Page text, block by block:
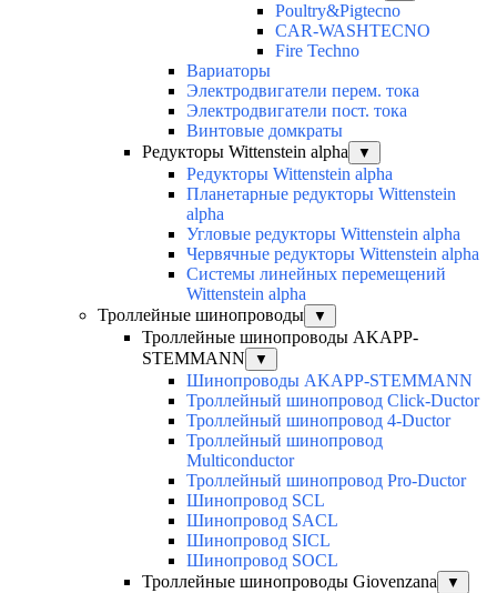
Poultry&Pigtecno
CAR-WASHTECNO
Fire Techno
Вариаторы
Электродвигатели перем. тока
Электродвигатели пост. тока
Винтовые домкраты
Редукторы Wittenstein alpha
▼
Редукторы Wittenstein alpha
Планетарные редукторы Wittenstein
alpha
Угловые редукторы Wittenstein alpha
Червячные редукторы Wittenstein alpha
Системы линейных перемещений
Wittenstein alpha
Троллейные шинопроводы
▼
Троллейные шинопроводы AKAPP-
STEMMANN
▼
Шинопроводы AKAPP-STEMMANN
Троллейный шинопровод Click-Ductor
Троллейный шинопровод 4-Ductor
Троллейный шинопровод
Multiconductor
Троллейный шинопровод Pro-Ductor
Шинопровод SCL
Шинопровод SACL
Шинопровод SICL
Шинопровод SOCL
Троллейные шинопроводы Giovenzana
▼